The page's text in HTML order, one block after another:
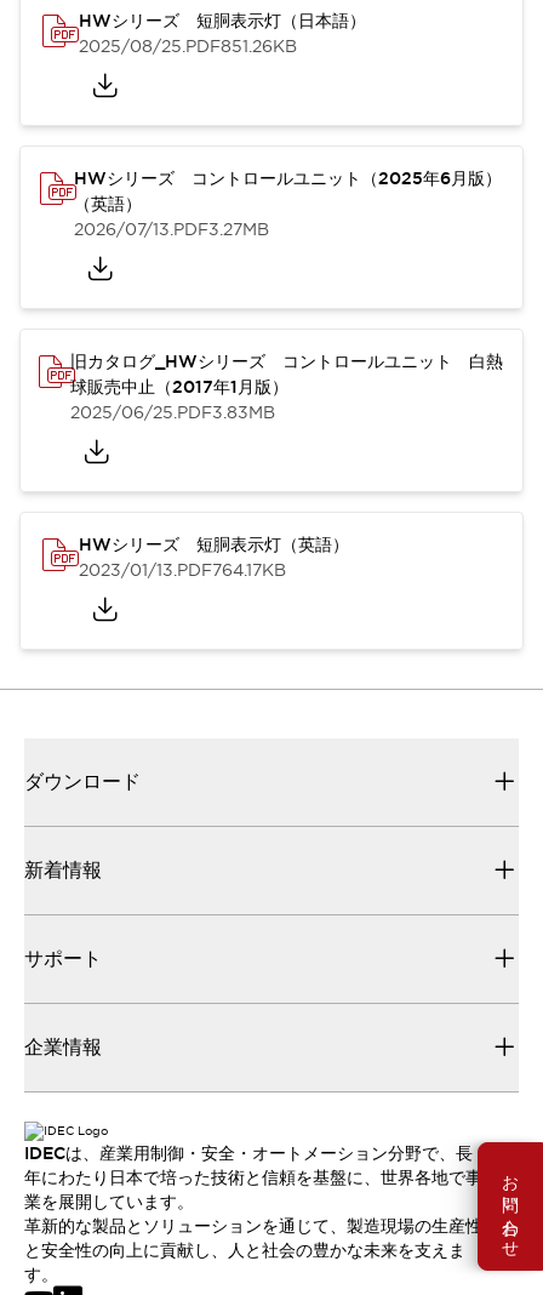
お問い合わせ
HWシリーズ 短胴表示灯（日本語）
2025/08/25.PDF851.26KB
HWシリーズ コントロールユニット（2025年6月版）
（英語）
2026/07/13.PDF3.27MB
旧カタログ_HWシリーズ コントロールユニット 白熱
球販売中止（2017年1月版）
2025/06/25.PDF3.83MB
HWシリーズ 短胴表示灯（英語）
2023/01/13.PDF764.17KB
ダウンロード
新着情報
サポート
企業情報
IDECは、産業用制御・安全・オートメーション分野で、長
年にわたり日本で培った技術と信頼を基盤に、世界各地で事
業を展開しています。
革新的な製品とソリューションを通じて、製造現場の生産性
と安全性の向上に貢献し、人と社会の豊かな未来を支えま
す。